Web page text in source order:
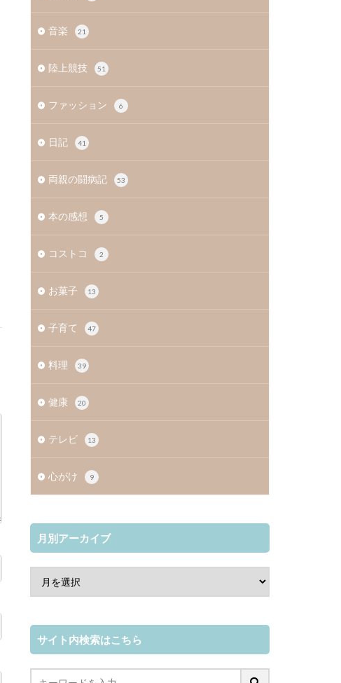
音楽 21
陸上競技 51
ファッション 6
日記 41
両親の闘病記 53
本の感想 5
コストコ 2
お菓子 13
子育て 47
料理 39
健康 20
テレビ 13
心がけ 9
月別アーカイブ
サイト内検索はこちら